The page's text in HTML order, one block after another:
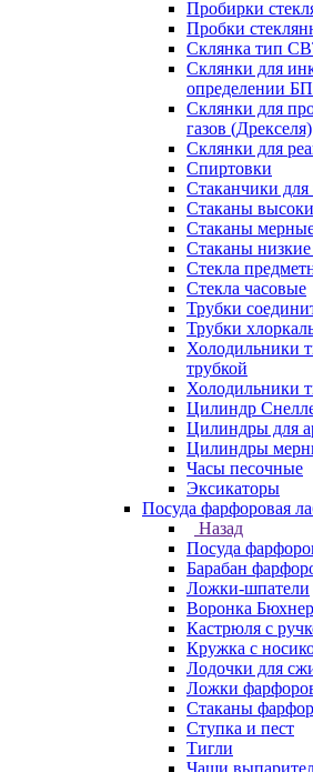
Пробирки
Пробки
Склянка тип
Склянки для
определении
Склянки для
газов (Дрекселя)
Склянки для
Спиртовки
Стаканчики
Стаканы
Стаканы
Стаканы
Стекла
Стекла часовые
Трубки
Трубки
Холодильники
трубкой
Холодильники
Цилиндр
Цилиндры для
Цилиндры
Часы песочные
Эксикаторы
Посуда фарфоровая
Назад
Посуда
Барабан
Ложки-шпатели
Воронка
Кастрюля с
Кружка с
Лодочки для
Ложки
Стаканы
Ступка и пест
Тигли
Чаши